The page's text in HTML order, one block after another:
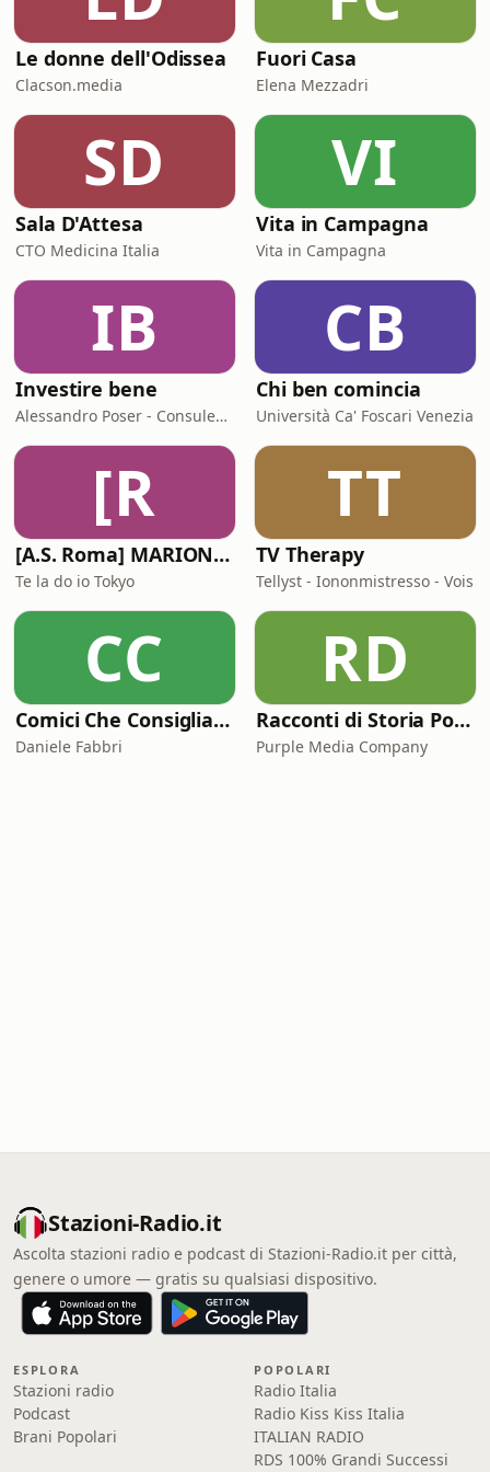
Le donne dell'Odissea
Clacson.media
Fuori Casa
Elena Mezzadri
SD
Sala D'Attesa
CTO Medicina Italia
VI
Vita in Campagna
Vita in Campagna
IB
Investire bene
Alessandro Poser - Consulente Finanziario Fineco
CB
Chi ben comincia
Università Ca' Foscari Venezia
[R
[A.S. Roma] MARIONE - Il portale della ControInformazione GialloRossa
Te la do io Tokyo
TT
TV Therapy
Tellyst - Iononmistresso - Vois
CC
Comici Che Consigliano Cose
Daniele Fabbri
RD
Racconti di Storia Podcast
Purple Media Company
Stazioni-Radio.it
Ascolta stazioni radio e podcast di Stazioni-Radio.it per città,
genere o umore — gratis su qualsiasi dispositivo.
ESPLORA
Stazioni radio
Podcast
Brani Popolari
POPOLARI
Radio Italia
Radio Kiss Kiss Italia
ITALIAN RADIO
RDS 100% Grandi Successi